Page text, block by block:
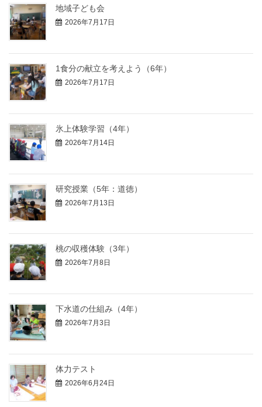
地域子ども会
2026年7月17日
1食分の献立を考えよう（6年）
2026年7月17日
氷上体験学習（4年）
2026年7月14日
研究授業（5年：道徳）
2026年7月13日
桃の収穫体験（3年）
2026年7月8日
下水道の仕組み（4年）
2026年7月3日
体力テスト
2026年6月24日